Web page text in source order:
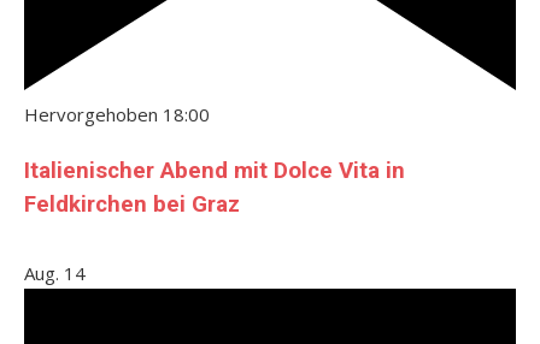
Hervorgehoben 18:00
Italienischer Abend mit Dolce Vita in
Feldkirchen bei Graz
Aug. 14